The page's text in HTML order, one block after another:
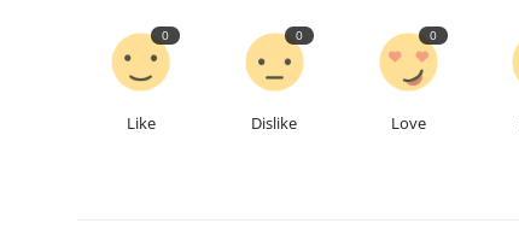
0
Like
0
Dislike
0
Love